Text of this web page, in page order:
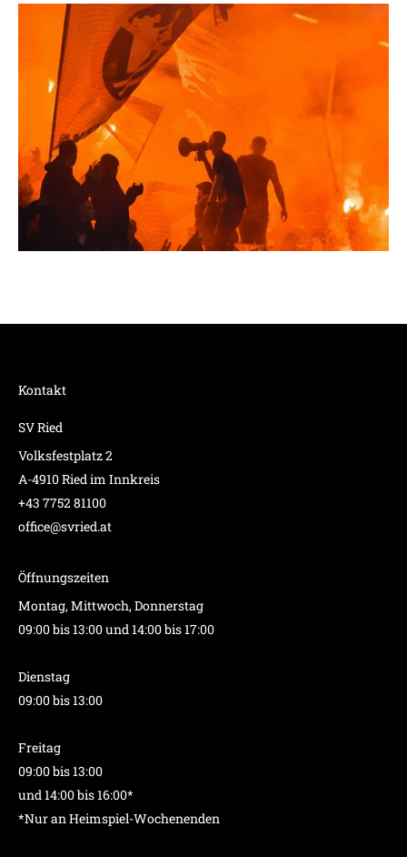
Kontakt
SV Ried
Volksfestplatz 2
A-4910 Ried im Innkreis
+43 7752 81100
office@svried.at
Öffnungszeiten
Montag, Mittwoch, Donnerstag
09:00 bis 13:00 und 14:00 bis 17:00
Dienstag
09:00 bis 13:00
Freitag
09:00 bis 13:00
und 14:00 bis 16:00*
*Nur an Heimspiel-Wochenenden